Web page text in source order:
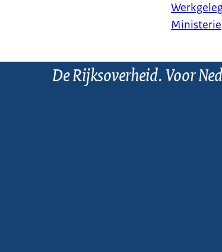
Ministerie
De Rijksoverheid. Voor